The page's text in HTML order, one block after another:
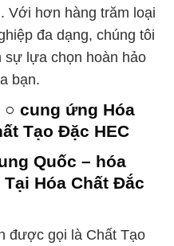
Với hơn hàng trăm loại
đa dạng, chúng tôi
sự lựa chọn hoàn hảo
bạn.
cung ứng Hóa
Tạo Đặc HEC
Quốc – hóa
Hóa Chất Đắc
được gọi là Chất Tạo